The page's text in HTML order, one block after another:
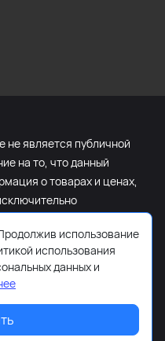
является публичной
на то, что данный
о товарах и ценах,
каких условиях не
положениями
Российской Федерации.
о наличии и
услуг, пожалуйста,
помощью специальной
103-13-42.
использование
использования
данных и